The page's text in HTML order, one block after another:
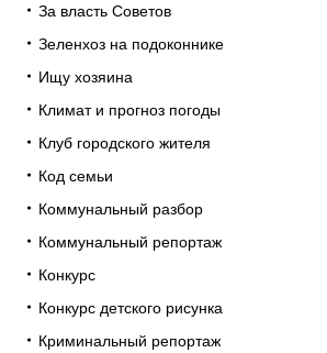
За власть Советов
Зеленхоз на подоконнике
Ищу хозяина
Климат и прогноз погоды
Клуб городского жителя
Код семьи
Коммунальный разбор
Коммунальный репортаж
Конкурс
Конкурс детского рисунка
Криминальный репортаж